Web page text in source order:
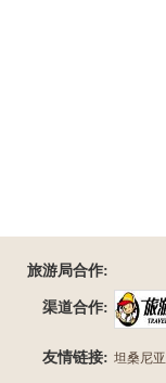
旅游局合作:
渠道合作:
友情链接: 坦桑尼